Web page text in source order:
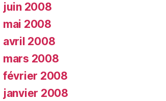
juin 2008
mai 2008
avril 2008
mars 2008
février 2008
janvier 2008